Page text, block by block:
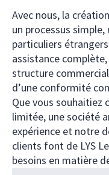
Avec nous, la
un processus
particuliers
assistance
structure
d’une conformité
Que vous souhaitiez
limitée, une société
expérience et notre
clients font de LYS
besoins en matière